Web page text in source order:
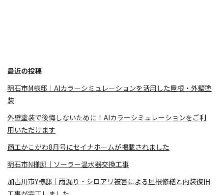
最近の投稿
明石市M様邸｜AIカラーシミュレーションを活用した屋根・外壁塗
装
外壁塗装で後悔しないために！AIカラーシミュレーションをご利
用いただけます
商工かこがわ8月号にセイナホームが掲載されました
明石市N様邸｜ソーラー温水器交換工事
加古川市Y様邸｜雨漏り・シロアリ被害による屋根修繕と内装復旧